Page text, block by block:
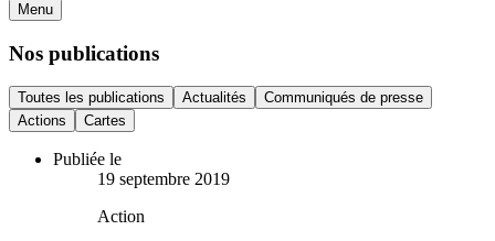
Menu
Nos publications
Toutes les publications Actualités
Communiqués de presse
Actions
Cartes
Publiée le
19 septembre 2019
Action